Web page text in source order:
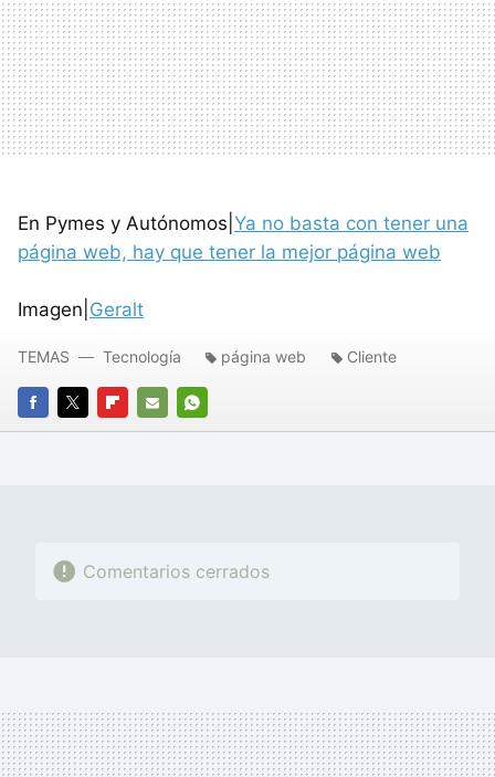
En Pymes y Autónomos| Ya no basta con tener una
página web, hay que tener la mejor página web
Imagen| Geralt
FACEBOOK
TWITTERFLIPBOARD
E-
WHATSAPP
TEMAS Tecnología página web Cliente
Comentarios cerrados